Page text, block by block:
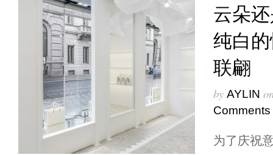
云朵
纯白
联翩
by AYLIN
Comments
为了庆祝